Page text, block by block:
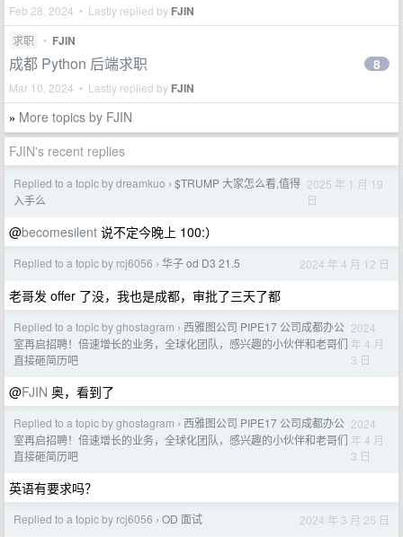
Feb 28, 2024 • Lastly replied by FJIN
求职 • FJIN
成都 Python 后端求职
Mar 10, 2024 • Lastly replied by FJIN
8
» More topics by FJIN
FJIN's recent replies
Replied to a topic by dreamkuo › $TRUMP 大家怎么看,值得
入手么
2025 年 1 月 19
日
@becomesilent 说不定今晚上 100:）
Replied to a topic by rcj6056 › 华子 od D3 21.5 2024 年 4 月 12 日
老哥发 offer 了没，我也是成都，审批了三天了都
Replied to a topic by ghostagram › 西雅图公司 PIPE17 公司成都办公
室再启招聘！倍速增长的业务，全球化团队，感兴趣的小伙伴和老哥们
直接砸简历吧
2024
年 4 月
3 日
@FJIN 奥，看到了
Replied to a topic by ghostagram › 西雅图公司 PIPE17 公司成都办公
室再启招聘！倍速增长的业务，全球化团队，感兴趣的小伙伴和老哥们
直接砸简历吧
2024
年 4 月
3 日
英语有要求吗？
Replied to a topic by rcj6056 › OD 面试 2024 年 3 月 25 日